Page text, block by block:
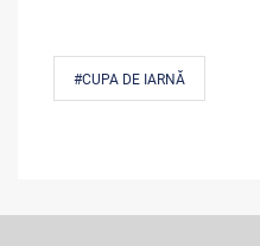
#CUPA DE IARNĂ